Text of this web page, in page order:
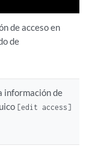
de acceso en
de
información de
[edit access]